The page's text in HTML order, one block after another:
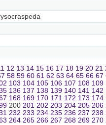
12 13 14 15 16 17 18 19 20 21
58 59 60 61 62 63 64 65 66 67
103 104 105 106 107 108 109
136 137 138 139 140 141 142
168 169 170 171 172 173 174
200 201 202 203 204 205 206
232 233 234 235 236 237 238
264 265 266 267 268 269 270